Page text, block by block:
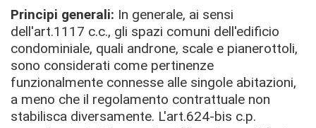
Principi generali: In generale, ai sensi
dell'art.1117 c.c., gli spazi comuni dell'edificio
condominiale, quali androne, scale e pianerottoli,
sono considerati come pertinenze
funzionalmente connesse alle singole abitazioni,
a meno che il regolamento contrattuale non
stabilisca diversamente. L'art.624-bis c.p.